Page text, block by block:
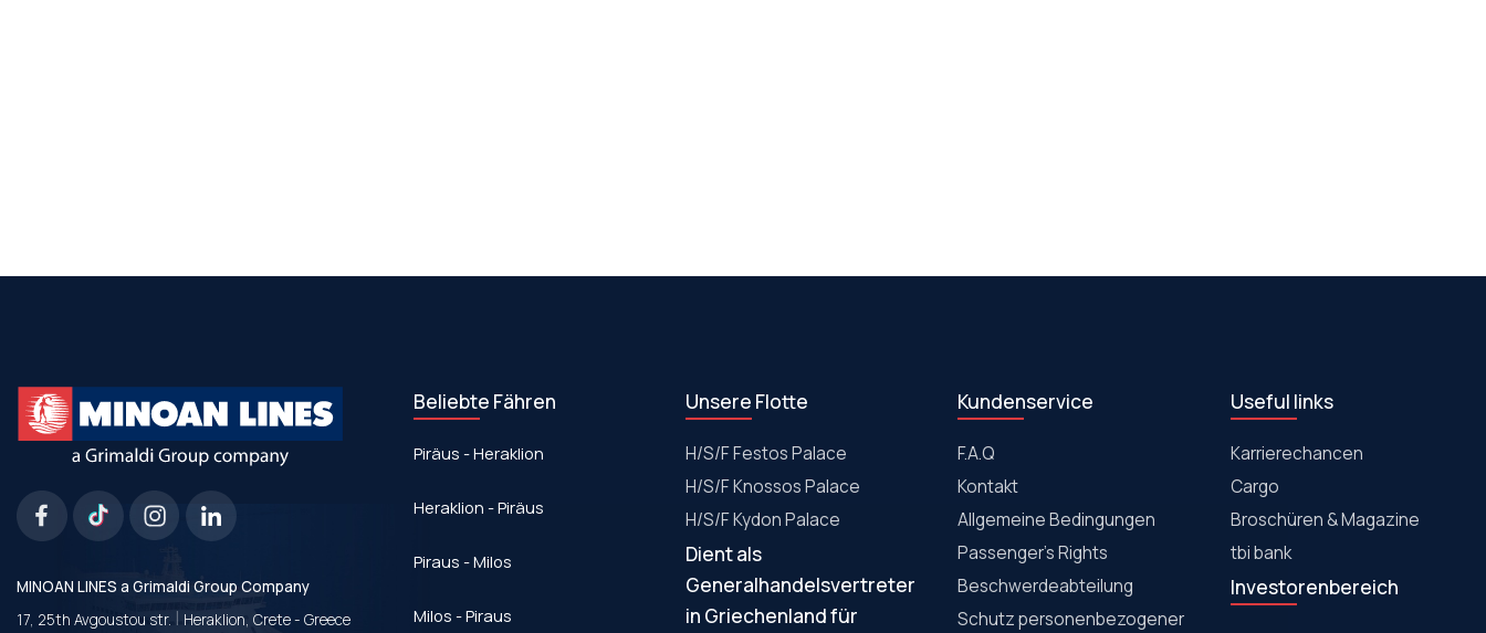
MINOAN LINES a Grimaldi Group Company
17, 25th Avgoustou str. | Heraklion, Crete - Greece
Beliebte Fähren
Piräus - Heraklion
Heraklion - Piräus
Piraus - Milos
Milos - Piraus
Unsere Flotte
Η/S/F Festos Palace
H/S/F Knossos Palace
Η/S/F Kydon Palace
Dient als
Generalhandelsvertreter
in Griechenland für
Kundenservice
F.A.Q
Kontakt
Allgemeine Bedingungen
Passenger's Rights
Beschwerdeabteilung
Schutz personenbezogener
Useful links
Karrierechancen
Cargo
Broschüren & Magazine
tbi bank
Investorenbereich